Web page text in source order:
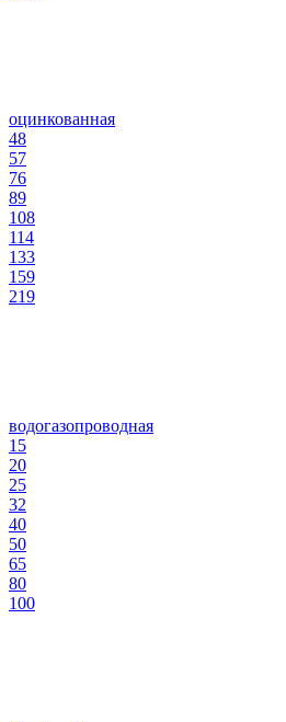
оцинкованная
48
57
76
89
108
114
133
159
219
водогазопроводная
15
20
25
32
40
50
65
80
100